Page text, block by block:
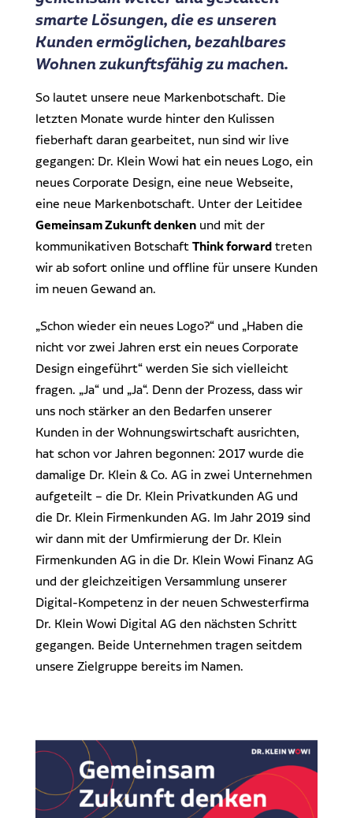
Ansprechpartner
Experten finden
Regionale Experten
Kontakt aufnehmen
Pressekontakt
Redaktionelle Anfragen
Dr. Klein Wowi Business Lunch
Investitionsrechnung trifft Unternehmensplanung
WOWIPORT: Einfach zu lernen, einfach zu bedienen
Alle Veranstaltungen anzeigen
smarte Lösungen, die es unseren
Kunden ermöglichen, bezahlbares
Wohnen zukunftsfähig zu machen.
So lautet unsere neue Markenbotschaft. Die
letzten Monate wurde hinter den Kulissen
fieberhaft daran gearbeitet, nun sind wir live
gegangen: Dr. Klein Wowi hat ein neues Logo, ein
neues Corporate Design, eine neue Webseite,
eine neue Markenbotschaft. Unter der Leitidee
Gemeinsam Zukunft denkenund mit der
kommunikativen Botschaft Think forwardtreten
wir ab sofort online und offline für unsere Kunden
im neuen Gewand an.
„Schon wieder ein neues Logo?“ und „Haben die
nicht vor zwei Jahren erst ein neues Corporate
Design eingeführt“ werden Sie sich vielleicht
fragen. „Ja“ und „Ja“. Denn der Prozess, dass wir
uns noch stärker an den Bedarfen unserer
Kunden in der Wohnungswirtschaft ausrichten,
hat schon vor Jahren begonnen: 2017 wurde die
damalige Dr. Klein & Co. AG in zwei Unternehmen
aufgeteilt – die Dr. Klein Privatkunden AG und
die Dr. Klein Firmenkunden AG. Im Jahr 2019 sind
wir dann mit der Umfirmierung der Dr. Klein
Firmenkunden AG in die Dr. Klein Wowi Finanz AG
und der gleichzeitigen Versammlung unserer
Digital-Kompetenz in der neuen Schwesterfirma
Dr. Klein Wowi Digital AG den nächsten Schritt
gegangen. Beide Unternehmen tragen seitdem
unsere Zielgruppe bereits im Namen.